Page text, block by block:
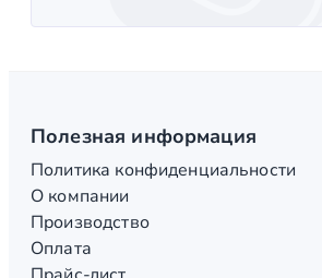
Полезная информация
Политика конфиденциальности
О компании
Производство
Оплата